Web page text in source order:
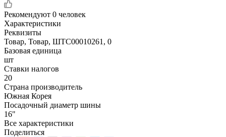
Рекомендуют 0 человек
Характеристики
Реквизиты
Товар, Товар, ШТС00010261, 0
Базовая единица
шт
Ставки налогов
20
Страна производитель
Южная Корея
Посадочный диаметр шины
16"
Все характеристики
Поделиться